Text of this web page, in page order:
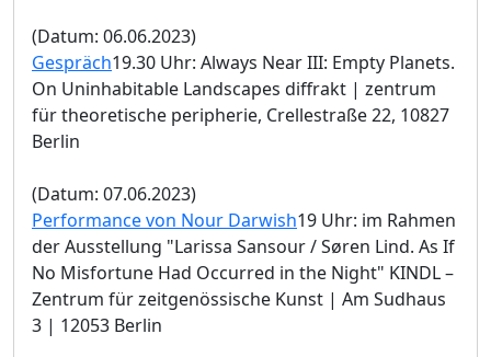
(Datum: 06.06.2023)
Gespräch19.30 Uhr: Always Near III: Empty Planets.
On Uninhabitable Landscapes diffrakt | zentrum
für theoretische peripherie, Crellestraße 22, 10827
Berlin
(Datum: 07.06.2023)
Performance von Nour Darwish19 Uhr: im Rahmen
der Ausstellung "Larissa Sansour / Søren Lind. As If
No Misfortune Had Occurred in the Night" KINDL –
Zentrum für zeitgenössische Kunst | Am Sudhaus
3 | 12053 Berlin